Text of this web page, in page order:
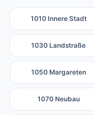
1010 Innere Stadt
1030 Landstraße
1050 Margareten
1070 Neubau